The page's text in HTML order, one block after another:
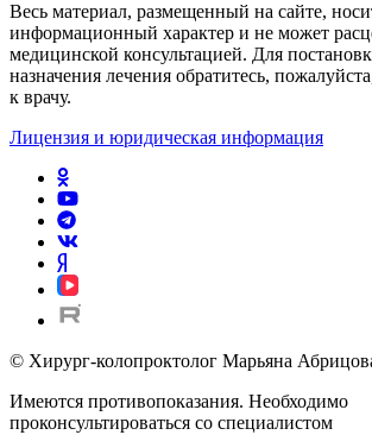
Весь материал, размещенный на сайте,
информационный характер и не может
медицинской консультацией. Для
назначения лечения обратитесь,
к врачу.
Лицензия и юридическая информация
© Хирург-колопроктолог Марьяна
Имеются противопоказания. Необходимо
проконсультироваться со специалистом